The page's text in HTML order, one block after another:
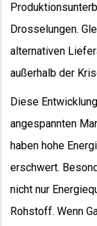
Drosselungen.
alternativen
außerhalb der
Diese
angespannten
haben hohe
erschwert.
nicht nur
Rohstoff. Wenn